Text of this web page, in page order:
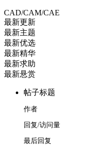
CAD/CAM/CAE
最新更新
最新主题
最新优选
最新精华
最新求助
最新悬赏
帖子标题
作者
回复/访问量
最后回复